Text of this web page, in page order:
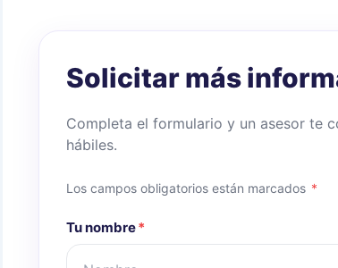
Solicitar más
Completa el formulario y un asesor te
hábiles.
Los campos obligatorios están marcados *
Tu nombre*